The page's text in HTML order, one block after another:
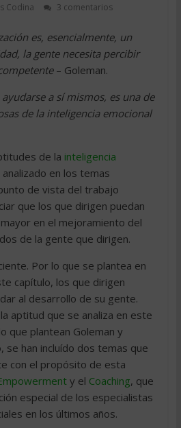
Codina 3 comentarios
es, esencialmente, un
la gente necesita percibir
– Goleman.
ayudarse a sí mismos, es una de
de la inteligencia emocional
de la inteligencia
analizado en los temas
de vista del trabajo
que los que dirigen puedan
en el mejoramiento del
de la gente que dirigen.
Por lo que se plantea en
capítulo, los que dirigen
al desarrollo de su gente.
aptitud que se analiza en este
que plantean Goleman y
han incluído dos temas que
con el propósito de esta
 y el Coaching, que
especial de los especialistas
en los últimos años.